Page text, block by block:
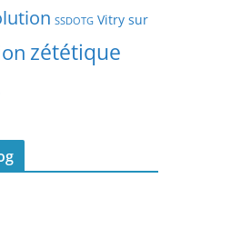
SSDOTG Vitry sur
zététique